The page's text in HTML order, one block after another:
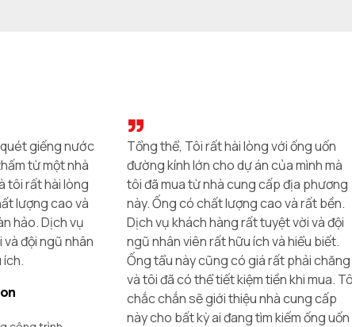
với ống uốn
của mình mà
địa phương
và rất bền.
vời và đội
và hiểu biết.
phải chăng
cung cấp
kiếm ống uốn
Gần đây tôi đã mua một số ống vỏ có
rãnh của công ty và tôi thực sự hài lòng
với sản phẩm. Ống vỏ có rãnh chính xác
là thứ tôi đang tìm kiếm và chất lượng thì
đỉnh cao. Tôi đã thực hiện một số nghiên
cứu trước khi mua và tôi biết rằng công
ty này chỉ kinh doanh những sản phẩm
chất lượng cao nhất. Ống đến đúng như
mô tả, và nó rất dễ cài đặt. Tôi đã có thể
đặt nó vào đúng vị trí và làm việc mà